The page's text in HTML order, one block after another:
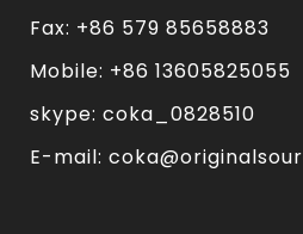
Fax: +86 579 85658883
Mobile: +86 13605825055
skype: coka_0828510
E-mail: